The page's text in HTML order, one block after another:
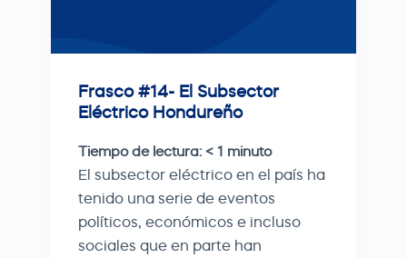
Frasco #14- El Subsector
Eléctrico Hondureño
Tiempo de lectura: < 1 minuto
El subsector eléctrico en el país ha
tenido una serie de eventos
políticos, económicos e incluso
sociales que en parte han